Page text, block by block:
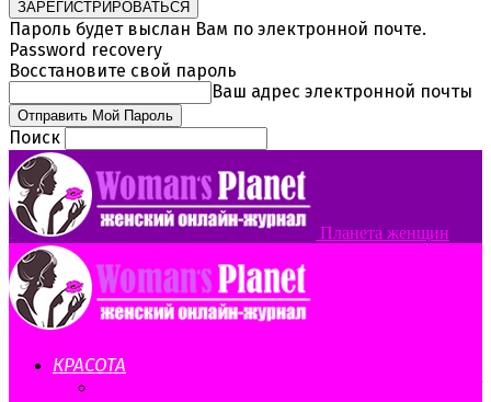
Пароль будет выслан Вам по электронной почте.
Password recovery
Восстановите свой пароль
Ваш адрес электронной почты
Поиск
Планета женщин
КРАСОТА